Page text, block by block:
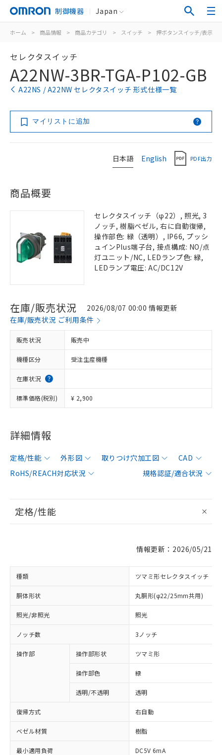
制御機器 Japan
ホーム > 商品情報 > 商品カテゴリ > スイッチ > 押ボタンスイッチ/表示灯
セレクタスイッチ
A22NW-3BR-TGA-P102-GB
A22NS / A22NW セレクタスイッチ 形式仕様一覧
マイリストに追加
日本語 English PDF出力
商品概要
セレクタスイッチ（φ22）, 照光, 3
ノッチ, 樹脂ベゼル, 右に自動復帰,
操作部色: 緑（透明）, IP66, プッシ
ュインPlus端子台, 接点構成: NO/点
灯ユニット/NC, LEDランプ色: 緑,
LEDランプ電圧: AC/DC12V
在庫/販売状況
2026/08/07 00:00 情報更新
在庫/販売状況 ご利用条件
販売状況 販売中
機種区分 受注生産機種
在庫状況
標準価格(税別) ¥ 2,900
詳細情報
定格/性能 外形図 取りつけ穴加工図
CAD
RoHS/REACH対応状況
規格認証/適合状況
定格/性能
情報更新：2026/05/21
種類 ツマミ形セレクタスイッチ
胴体形状 丸胴形(φ22/25mm共用)
照光/非照光 照光
ノッチ数 3ノッチ
操作部 操作部形状 ツマミ形
操作部色 緑
透明/不透明 透明
復帰方式 右自動
ベゼル材質 樹脂
最小適用負荷 DC5V 6mA